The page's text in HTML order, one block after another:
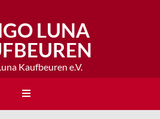
LUNA
Kaufbeuren e.V.